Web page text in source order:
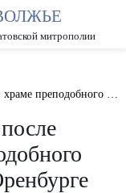
А А
митрополии
Угрешского в Оренбурге